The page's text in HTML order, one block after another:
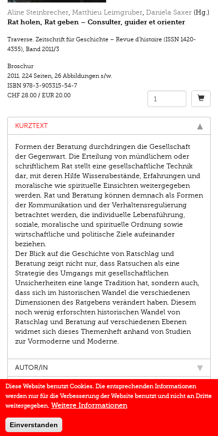
Aline Steinbrecher, Matthieu Leimgruber, Daniela Saxer (Hg.)
Rat holen, Rat geben – Consulter, guider et orienter
Traverse. Zeitschrift für Geschichte – Revue d’histoire (ISSN 1420-
4355), Band 2011/3
Broschur
2011. 224 Seiten, 26 Abbildungen s/w.
ISBN 978-3-905315-54-7
CHF 28.00 / EUR 20.00
KURZTEXT
Formen der Beratung durchdringen die Gesellschaft
der Gegenwart. Die Erteilung von mündlichem oder
schriftlichem Rat stellt eine gesellschaftliche Technik
dar, mit deren Hilfe Wissensbestände, Erfahrungen und
moralische wie spirituelle Einsichten weitergegeben
werden. Rat und Beratung können demnach als Formen
der Kommunikation und der Verhaltensregulierung
betrachtet werden, die individuelle Lebensführung,
soziale, moralische und spirituelle Ordnung sowie
wirtschaftliche und politische Ziele aufeinander
beziehen.
Der Blick auf die Geschichte von Ratschlag und
Beratung zeigt nicht nur, dass Ratsuchen als eine
Strategie des Umgangs mit gesellschaftlichen
Unsicherheiten eine lange Tradition hat, sondern auch,
dass sich im historischen Wandel die verschiedenen
Dimensionen des Ratgebens verändert haben. Diesem
noch wenig erforschten historischen Wandel von
Ratschlag und Beratung auf verschiedenen Ebenen
widmet sich dieses Themenheft anhand von Studien
zur Vormoderne und Moderne.
AUTOR/IN
EINBLICK
BUCHREIHE
DOWNLOADS
Diese Website benutzt Cookies. Die entsprechenden Informationen
werden nur für die Verbesserung der Website benutzt und nicht an Dritte
weitergegeben. Weitere Informationen
Einverstanden